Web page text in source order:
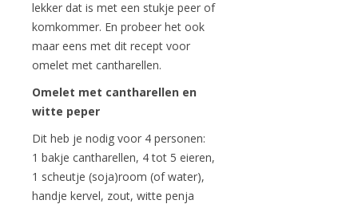
lekker dat is met een stukje peer of
komkommer. En probeer het ook
maar eens met dit recept voor
omelet met cantharellen.
Omelet met cantharellen en
witte peper
Dit heb je nodig voor 4 personen:
1 bakje cantharellen, 4 tot 5 eieren,
1 scheutje (soja)room (of water),
handje kervel, zout, witte penja